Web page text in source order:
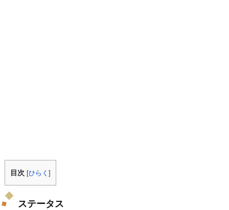
目次 [ひらく]
ステータス